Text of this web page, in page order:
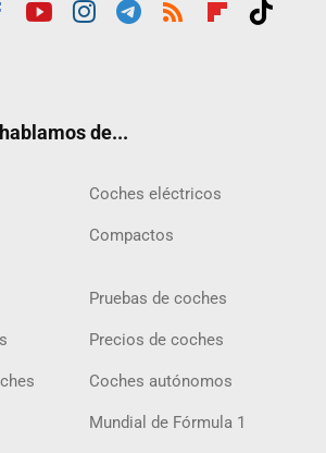
de...
Coches eléctricos
Compactos
Pruebas de coches
Precios de coches
Coches autónomos
Mundial de Fórmula 1